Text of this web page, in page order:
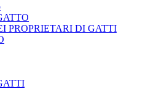
PROPRIETARI DI GATTI